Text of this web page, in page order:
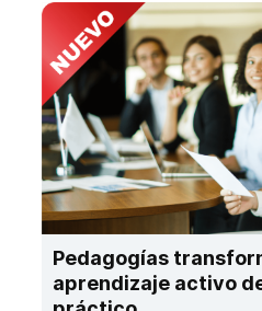
Pedagogías
aprendizaje activo